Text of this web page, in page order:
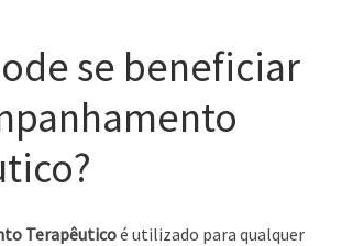
se beneficiar
Terapêuticoé utilizado para qualquer